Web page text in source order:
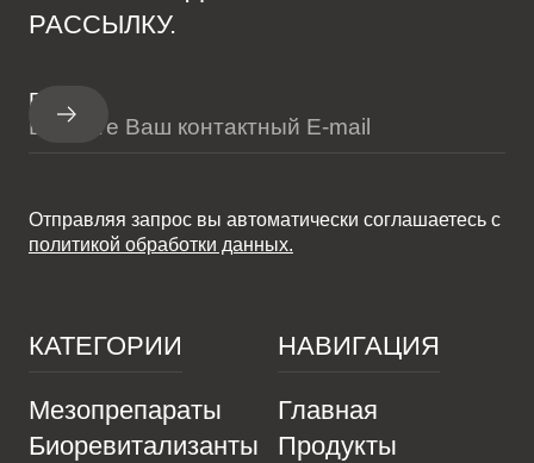
РАССЫЛКУ.
E-mail
Отправляя запрос вы автоматически соглашаетесь с
политикой обработки данных.
КАТЕГОРИИ
Мезопрепараты
Биоревитализанты
НАВИГАЦИЯ
Главная
Продукты